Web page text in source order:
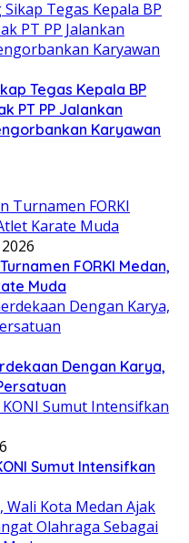
Tegas Kepala BP
PT PP Jalankan
Karyawan
FORKI Medan,
Muda
Dengan Karya,
Sumut Intensifkan